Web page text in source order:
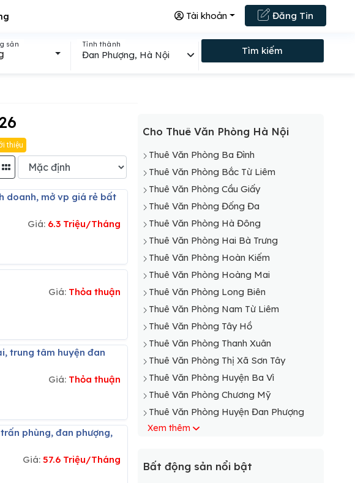
Đăng Tin
Tài khoản
thiệu
Giá: 6.3 Triệu/Tháng
Giá: Thỏa thuận
Giá: Thỏa thuận
Giá:57.6 Triệu/Tháng
Cho Thuê Văn Phòng Hà Nội
Thuê Văn Phòng Ba Đình
Thuê Văn Phòng Bắc Từ Liêm
Thuê Văn Phòng Cầu Giấy
Thuê Văn Phòng Đống Đa
Thuê Văn Phòng Hà Đông
Thuê Văn Phòng Hai Bà Trưng
Thuê Văn Phòng Hoàn Kiếm
Thuê Văn Phòng Hoàng Mai
Thuê Văn Phòng Long Biên
Thuê Văn Phòng Nam Từ Liêm
Thuê Văn Phòng Tây Hồ
Thuê Văn Phòng Thanh Xuân
Thuê Văn Phòng Thị Xã Sơn Tây
Thuê Văn Phòng Huyện Ba Vì
Thuê Văn Phòng Chương Mỹ
Thuê Văn Phòng Huyện Đan Phượng
Thuê Văn Phòng Đông Anh
Thuê Văn Phòng Huyện Hoài Đức
Xem thêm
Bất động sản nổi bật
sản Tỉnh thành
Đan Phượng, Hà Nội Tìm kiếm